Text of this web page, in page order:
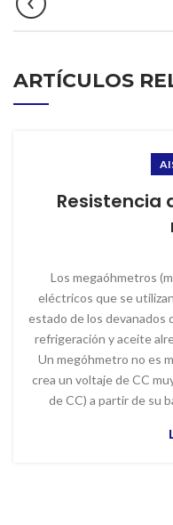
ARTÍCULOS
Resistencia
Los megaóhmetros
eléctricos que se
estado de los devanados
refrigeración y aceite
Un megóhmetro no es
crea un voltaje de CC
de CC) a partir de su